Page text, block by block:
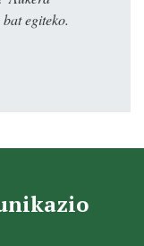
egiteko.